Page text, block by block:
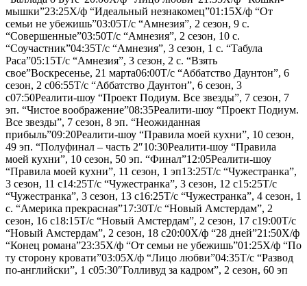
мышки”23:25Х/ф “Идеальный незнакомец”01:15Х/ф “От
семьи не убежишь”03:05Т/с “Амнезия”, 2 сезон, 9 с.
“Совершенные”03:50Т/с “Амнезия”, 2 сезон, 10 с.
“Соучастник”04:35Т/с “Амнезия”, 3 сезон, 1 с. “Табула
Раса”05:15Т/с “Амнезия”, 3 сезон, 2 с. “Взять
свое”Воскресенье, 21 марта06:00Т/с “Аббатство Даунтон”, 6
сезон, 2 с06:55Т/с “Аббатство Даунтон”, 6 сезон, 3
с07:50Реалити-шоу “Проект Подиум. Все звезды”, 7 сезон, 7
эп. “Чистое воображение”08:35Реалити-шоу “Проект Подиум.
Все звезды”, 7 сезон, 8 эп. “Неожиданная
прибыль”09:20Реалити-шоу “Правила моей кухни”, 10 сезон,
49 эп. “Полуфинал – часть 2″10:30Реалити-шоу “Правила
моей кухни”, 10 сезон, 50 эп. “Финал”12:05Реалити-шоу
“Правила моей кухни”, 11 сезон, 1 эп13:25Т/с “Чужестранка”,
3 сезон, 11 с14:25Т/с “Чужестранка”, 3 сезон, 12 с15:25Т/с
“Чужестранка”, 3 сезон, 13 с16:25Т/с “Чужестранка”, 4 сезон, 1
с. “Америка прекрасная”17:30Т/с “Новый Амстердам”, 2
сезон, 16 с18:15Т/с “Новый Амстердам”, 2 сезон, 17 с19:00Т/с
“Новый Амстердам”, 2 сезон, 18 с20:00Х/ф “28 дней”21:50Х/ф
“Конец романа”23:35Х/ф “От семьи не убежишь”01:25Х/ф “По
ту сторону кровати”03:05Х/ф “Лицо любви”04:35Т/с “Развод
по-английски”, 1 с05:30″Голливуд за кадром”, 2 сезон, 60 эп